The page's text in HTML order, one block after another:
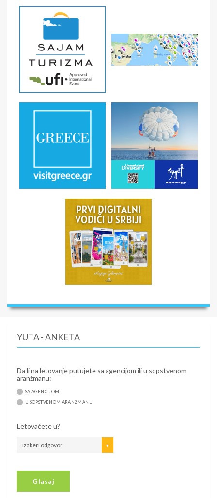
YUTA - ANKETA
Da li na letovanje putujete sa agencijom ili u sopstvenom
aranžmanu:
SA AGENCIJOM
U SOPSTVENOM ARANŽMANU
Letovaćete u?
izaberi odgovor
Glasaj